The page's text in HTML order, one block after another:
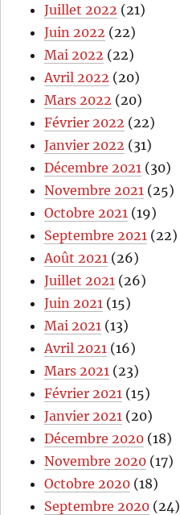
Juillet 2022 (21)
Juin 2022 (22)
Mai 2022 (22)
Avril 2022 (20)
Mars 2022 (20)
Février 2022 (22)
Janvier 2022 (31)
Décembre 2021 (30)
Novembre 2021 (25)
Octobre 2021 (19)
Septembre 2021 (22)
Août 2021 (26)
Juillet 2021 (26)
Juin 2021 (15)
Mai 2021 (13)
Avril 2021 (16)
Mars 2021 (23)
Février 2021 (15)
Janvier 2021 (20)
Décembre 2020 (18)
Novembre 2020 (17)
Octobre 2020 (18)
Septembre 2020 (24)